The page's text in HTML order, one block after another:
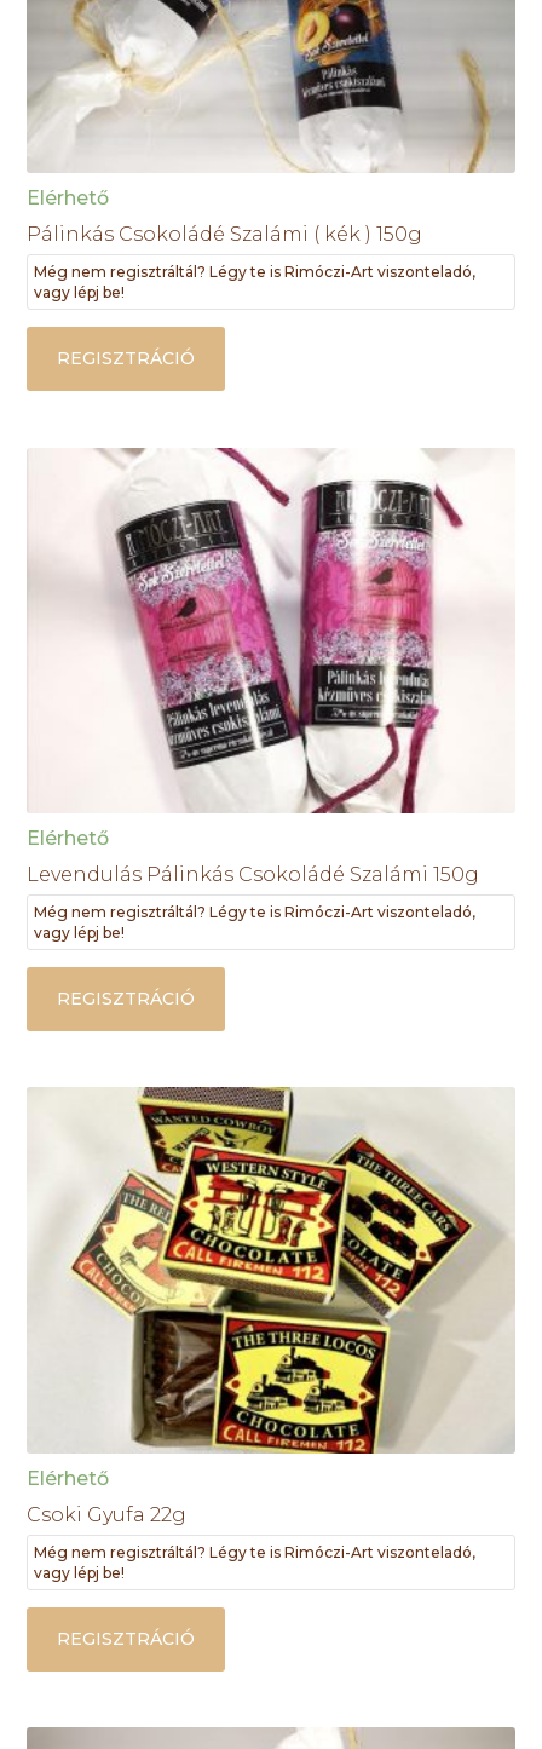
Elérhető
Pálinkás Csokoládé Szalámi ( kék ) 150g
Még nem regisztráltál? Légy te is Rimóczi-Art viszonteladó,
vagy lépj be!
REGISZTRÁCIÓ
Elérhető
Levendulás Pálinkás Csokoládé Szalámi 150g
Még nem regisztráltál? Légy te is Rimóczi-Art viszonteladó,
vagy lépj be!
REGISZTRÁCIÓ
Elérhető
Csoki Gyufa 22g
Még nem regisztráltál? Légy te is Rimóczi-Art viszonteladó,
vagy lépj be!
REGISZTRÁCIÓ